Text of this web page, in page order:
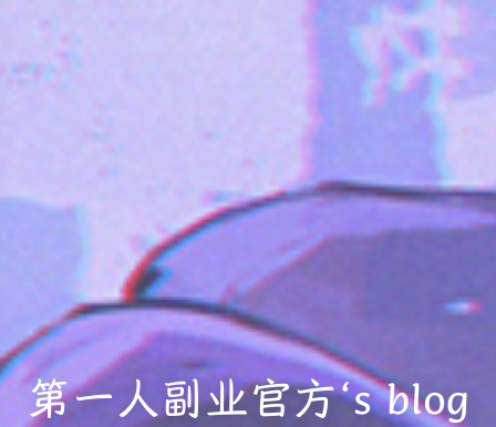
第一人副业官方‘s blog